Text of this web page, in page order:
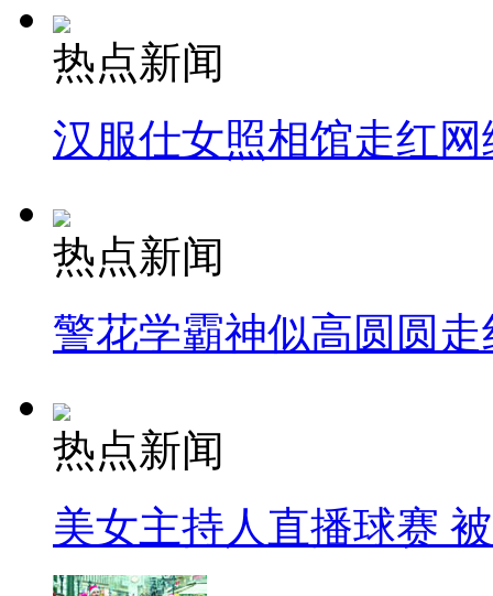
热点新闻
汉服仕女照相馆走红网
热点新闻
警花学霸神似高圆圆走
热点新闻
美女主持人直播球赛